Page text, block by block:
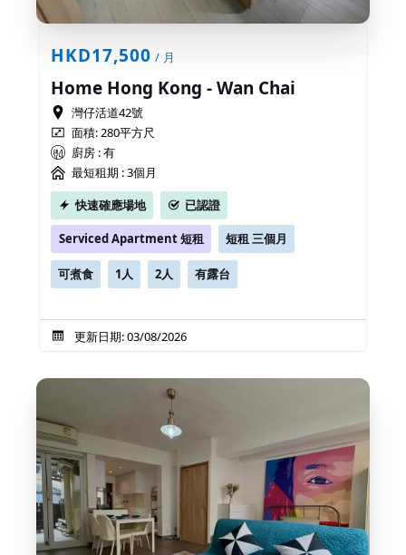
HKD17,500 / 月
Home Hong Kong - Wan Chai
灣仔活道42號
面積: 280平方尺
廚房 : 有
最短租期 :3個月
快速確應場地
已認證
Serviced Apartment 短租 短租 三個月
可煮食 1人 2人 有露台
更新日期: 03/08/2026